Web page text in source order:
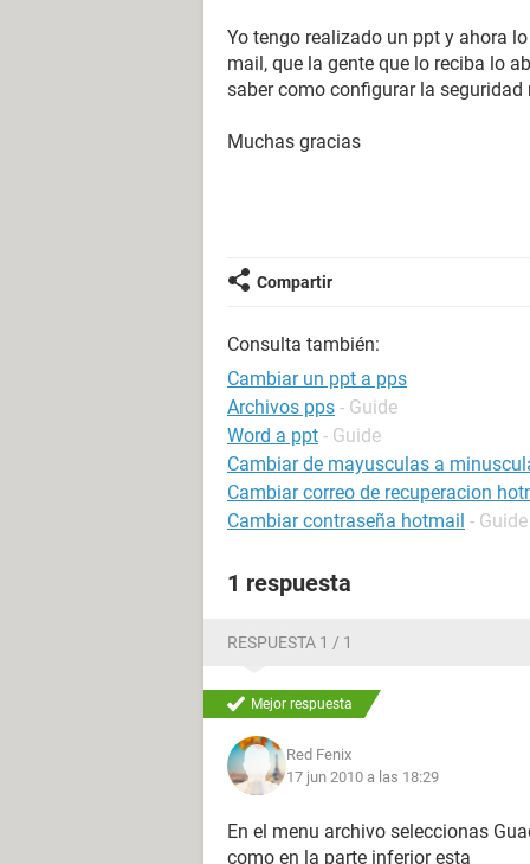
Yo tengo realizado un ppt y ahora
mail, que la gente que lo reciba lo
saber como configurar la
Muchas gracias
Compartir
Consulta también:
Cambiar un ppt a pps
Archivos pps - Guide
Word a ppt - Guide
Cambiar de mayusculas a
Cambiar correo de recuperacion
Cambiar contraseña hotmail - Guide
1 respuesta
RESPUESTA 1 / 1
Mejor respuesta
Red Fenix
17 jun 2010 a las 18:29
En el menu archivo seleccionas
como en la parte inferior esta